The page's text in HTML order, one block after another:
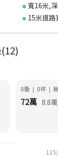
寬16米,
15米道路
(12)
0衛 | 0坪 |
72萬 8.8